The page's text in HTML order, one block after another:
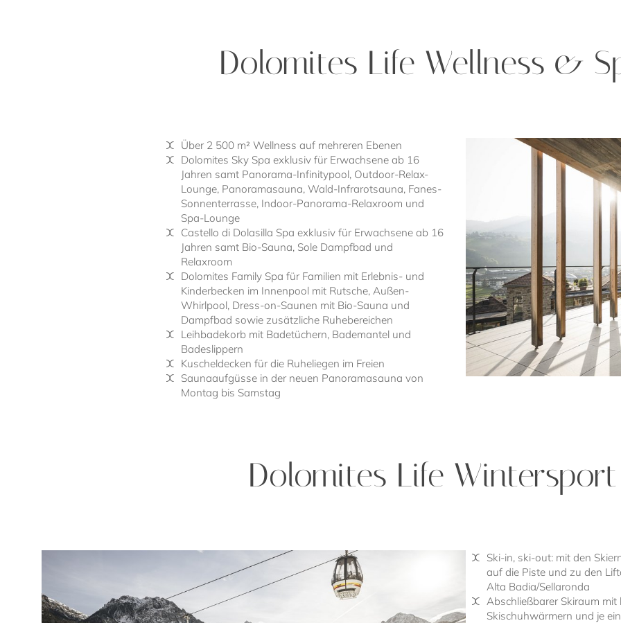
4-Gänge-Gourmetmenü
vegetarischer, glutenfreier
individuellen Toppings
Individuelle
Unverträglichkeiten durch
Gerichte, die nicht auf
gelten als Sonderwünsche
Aufpreis von bis zu € 15,00
Besondere Highlights
Themenabende mit
Sonntags: Willkommens-
Familie Call
Erfrischende alkoholfreie
& Trockenobst ganztägig in den
Dolomites Life Wellness &
Über 2 500 m² Wellness auf mehreren Ebenen
Dolomites Sky Spa exklusiv für Erwachsene ab 16
Jahren samt Panorama-Infinitypool, Outdoor-Relax-
Lounge, Panoramasauna, Wald-Infrarotsauna, Fanes-
Sonnenterrasse, Indoor-Panorama-Relaxroom und
Spa-Lounge
Castello di Dolasilla Spa exklusiv für Erwachsene ab 16
Jahren samt Bio-Sauna, Sole Dampfbad und
Relaxroom
Dolomites Family Spa für Familien mit Erlebnis- und
Kinderbecken im Innenpool mit Rutsche, Außen-
Whirlpool, Dress-on-Saunen mit Bio-Sauna und
Dampfbad sowie zusätzliche Ruhebereichen
Leihbadekorb mit Badetüchern, Bademantel und
Badeslippern
Kuscheldecken für die Ruheliegen im Freien
Saunaaufgüsse in der neuen Panoramasauna von
Montag bis Samstag
Dolomites Life
Ski-in, ski-out: mit den
auf die Piste und zu den
Alta Badia/Sellaronda
Abschließbarer Skiraum mit
Skischuhwärmern und je